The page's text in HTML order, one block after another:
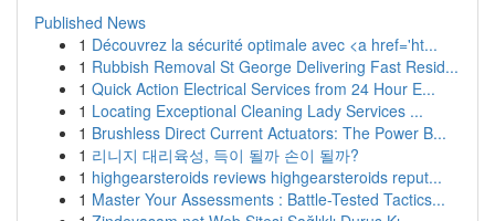
Published News
1 Découvrez la sécurité optimale avec <a href='ht...
1 Rubbish Removal St George Delivering Fast Resid...
1 Quick Action Electrical Services from 24 Hour E...
1 Locating Exceptional Cleaning Lady Services ...
1 Brushless Direct Current Actuators: The Power B...
1 리니지 대리육성, 득이 될까 손이 될까?
1 highgearsteroids reviews highgearsteroids reput...
1 Master Your Assessments : Battle-Tested Tactics...